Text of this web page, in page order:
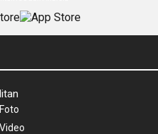
Foto
Video